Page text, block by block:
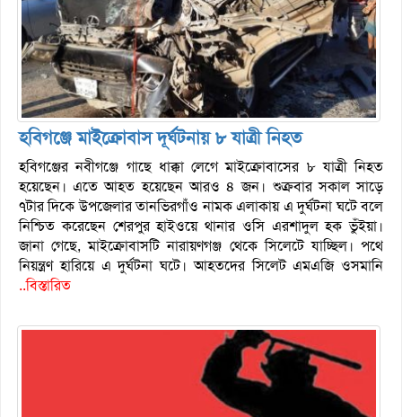
হবিগঞ্জে মাইক্রোবাস দূর্ঘটনায় ৮ যাত্রী নিহত
হবিগঞ্জের নবীগঞ্জে গাছে ধাক্কা লেগে মাইক্রোবাসের ৮ যাত্রী নিহত
হয়েছেন। এতে আহত হয়েছেন আরও ৪ জন। শুক্রবার সকাল সাড়ে
৭টার দিকে উপজেলার তানভিরগাঁও নামক এলাকায় এ দুর্ঘটনা ঘটে বলে
নিশ্চিত করেছেন শেরপুর হাইওয়ে থানার ওসি এরশাদুল হক ভুঁইয়া।
জানা গেছে, মাইক্রোবাসটি নারায়ণগঞ্জ থেকে সিলেটে যাচ্ছিল। পথে
নিয়ন্ত্রণ হারিয়ে এ দুর্ঘটনা ঘটে। আহতদের সিলেট এমএজি ওসমানি
..বিস্তারিত